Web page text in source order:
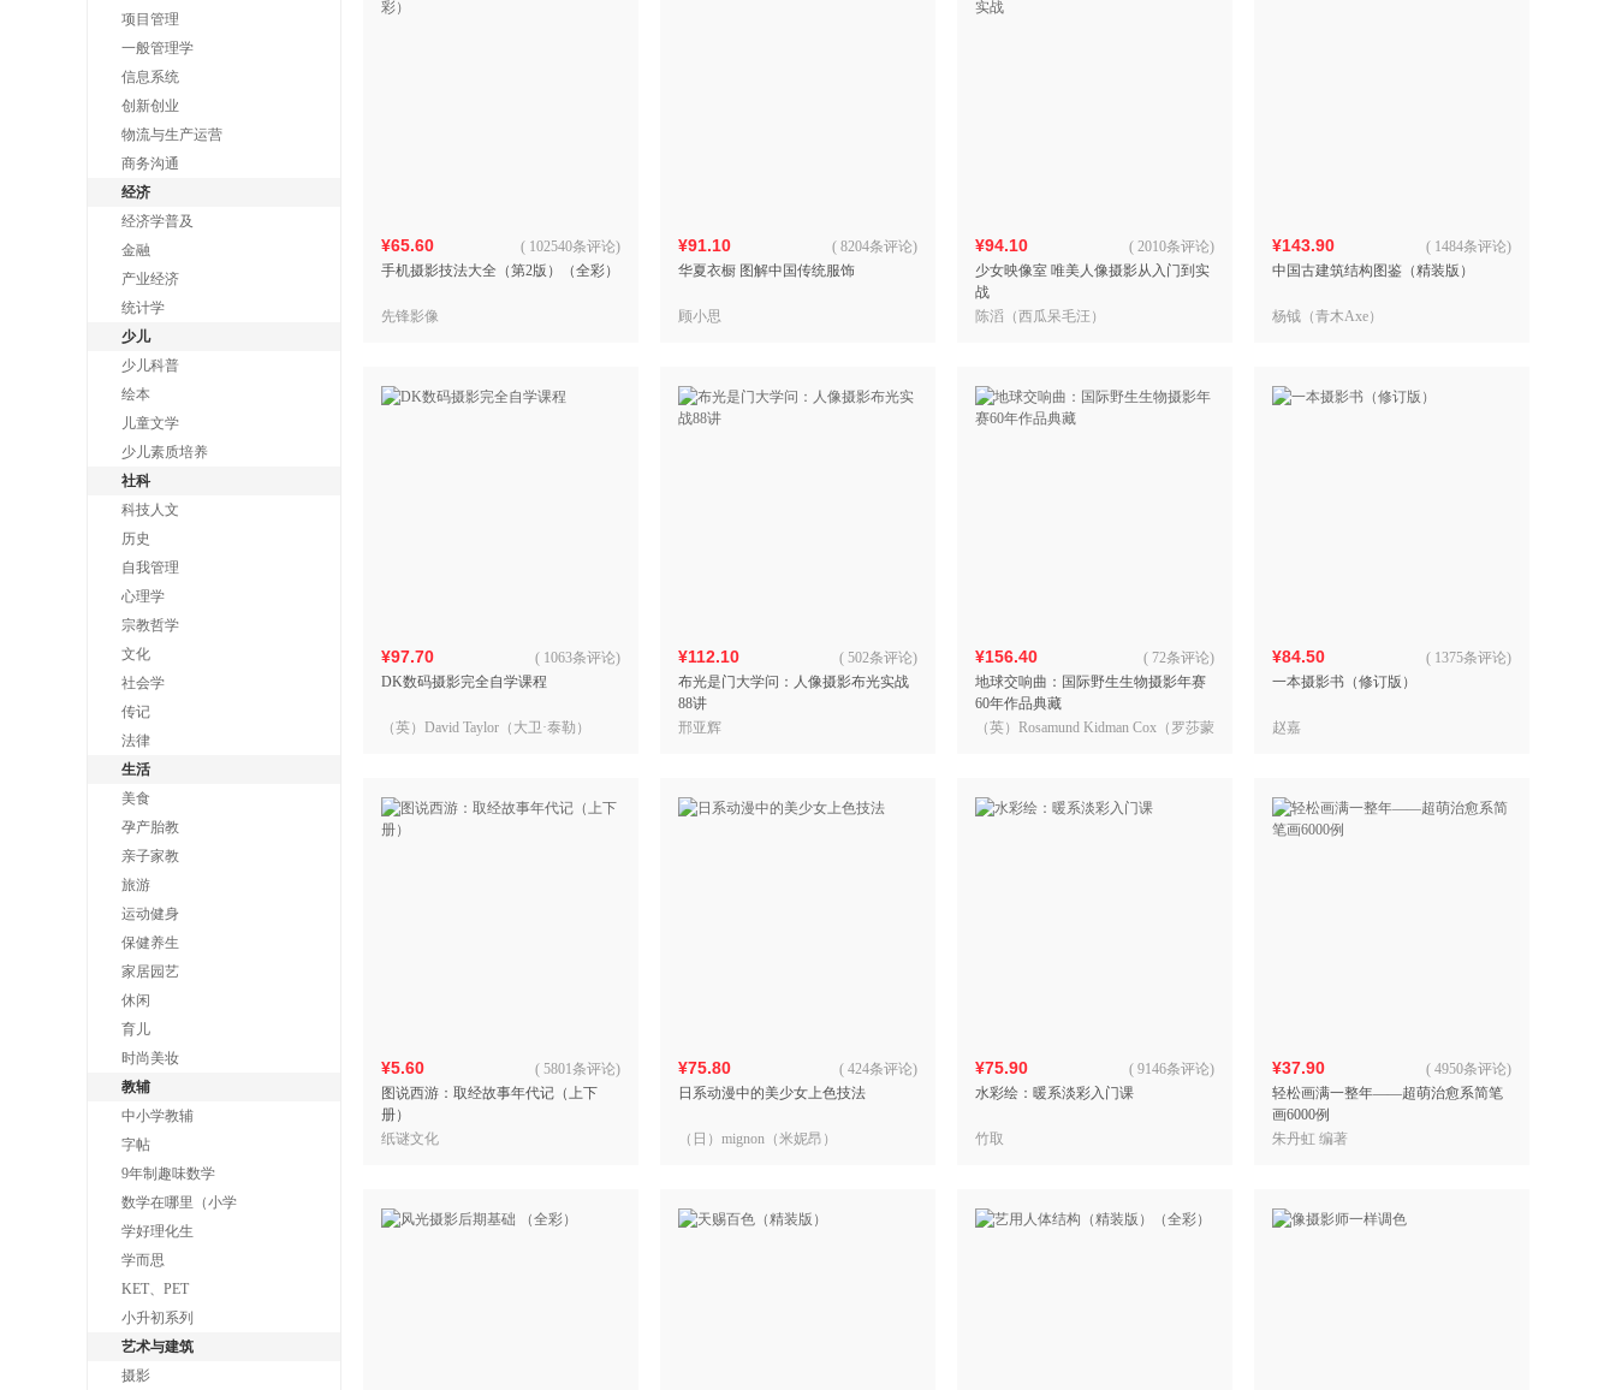
项目管理
一般管理学
信息系统
创新创业
物流与生产运营
商务沟通
经济
经济学普及
金融
产业经济
统计学
少儿
少儿科普
绘本
儿童文学
少儿素质培养
社科
科技人文
历史
自我管理
心理学
宗教哲学
文化
社会学
传记
法律
生活
美食
孕产胎教
亲子家教
旅游
运动健身
保健养生
家居园艺
休闲
育儿
时尚美妆
教辅
中小学教辅
字帖
9年制趣味数学
数学在哪里（小学
学好理化生
学而思
KET、PET
小升初系列
艺术与建筑
摄影
¥65.60
手机摄影技法大全（第2版）（全彩）
( 102540条评论)
先锋影像
¥91.10
华夏衣橱 图解中国传统服饰
( 8204条评论)
顾小思
¥94.10
少女映像室 唯美人像摄影从入门到实
战
( 2010条评论)
陈滔（西瓜呆毛汪）
¥143.90
中国古建筑结构图鉴（精装版）
( 1484条评论)
杨钺（青木Axe）
¥97.70
DK数码摄影完全自学课程
( 1063条评论)
（英）David Taylor（大卫·泰勒）
¥112.10
布光是门大学问：人像摄影布光实战
88讲
( 502条评论)
邢亚辉
¥156.40
地球交响曲：国际野生生物摄影年赛
60年作品典藏
( 72条评论)
（英）Rosamund Kidman Cox（罗莎蒙
¥84.50
一本摄影书（修订版）
( 1375条评论)
赵嘉
¥5.60
图说西游：取经故事年代记（上下
册）
( 5801条评论)
纸谜文化
¥75.80
日系动漫中的美少女上色技法
( 424条评论)
（日）mignon（米妮昂）
¥75.90
水彩绘：暖系淡彩入门课
( 9146条评论)
竹取
¥37.90
轻松画满一整年——超萌治愈系简笔
画6000例
( 4950条评论)
朱丹虹 编著